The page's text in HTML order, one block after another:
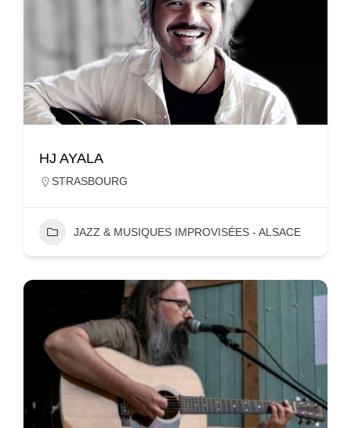
HJ AYALA
STRASBOURG
JAZZ & MUSIQUES IMPROVISÉES - ALSACE